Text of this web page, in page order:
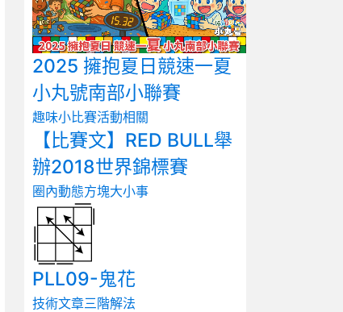
2025 擁抱夏日競速一夏
小丸號南部小聯賽
趣味小比賽活動相關
【比賽文】RED BULL舉
辦2018世界錦標賽
圈內動態方塊大小事
PLL09-鬼花
技術文章三階解法